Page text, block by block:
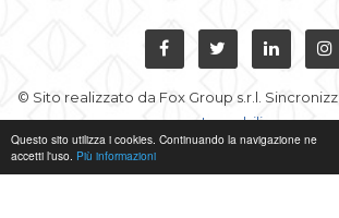
Questo sito utilizza i cookies. Continuando la navigazione ne
accetti l'uso. Più informazioni
© Sito realizzato da Fox Group s.r.l.
Immobiliare
L'accesso al sito e il suo utilizzo implicano